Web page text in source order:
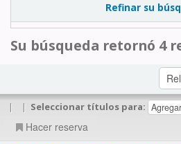
Refinar su
Su búsqueda retornó 4
| | Seleccionar títulos para:
Hacer reserva